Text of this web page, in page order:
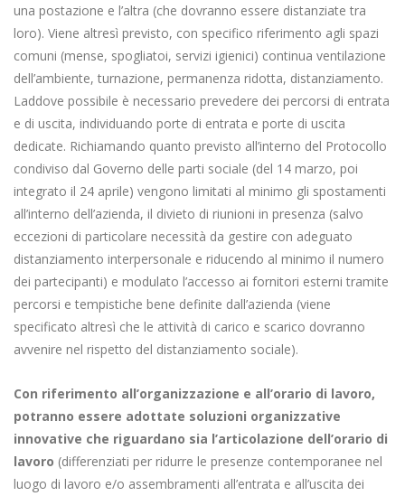
una postazione e l’altra (che dovranno essere distanziate tra
loro). Viene altresì previsto, con specifico riferimento agli spazi
comuni (mense, spogliatoi, servizi igienici) continua ventilazione
dell’ambiente, turnazione, permanenza ridotta, distanziamento.
Laddove possibile è necessario prevedere dei percorsi di entrata
e di uscita, individuando porte di entrata e porte di uscita
dedicate. Richiamando quanto previsto all’interno del Protocollo
condiviso dal Governo delle parti sociale (del 14 marzo, poi
integrato il 24 aprile) vengono limitati al minimo gli spostamenti
all’interno dell’azienda, il divieto di riunioni in presenza (salvo
eccezioni di particolare necessità da gestire con adeguato
distanziamento interpersonale e riducendo al minimo il numero
dei partecipanti) e modulato l’accesso ai fornitori esterni tramite
percorsi e tempistiche bene definite dall’azienda (viene
specificato altresì che le attività di carico e scarico dovranno
avvenire nel rispetto del distanziamento sociale).
Con riferimento all’organizzazione e all’orario di lavoro,
potranno essere adottate soluzioni organizzative
innovative che riguardano sia l’articolazione dell’orario di
lavoro (differenziati per ridurre le presenze contemporanee nel
luogo di lavoro e/o assembramenti all’entrata e all’uscita dei